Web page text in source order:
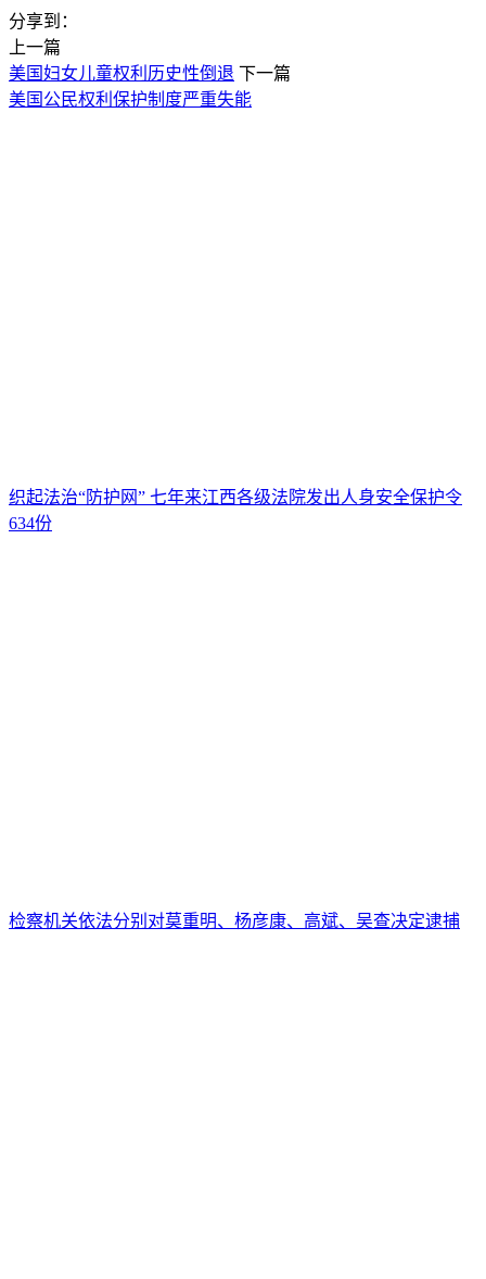
分享到：
上一篇
美国妇女儿童权利历史性倒退 下一篇
美国公民权利保护制度严重失能
织起法治“防护网” 七年来江西各级法院发出人身安全保护令
634份
检察机关依法分别对莫重明、杨彦康、高斌、吴查决定逮捕